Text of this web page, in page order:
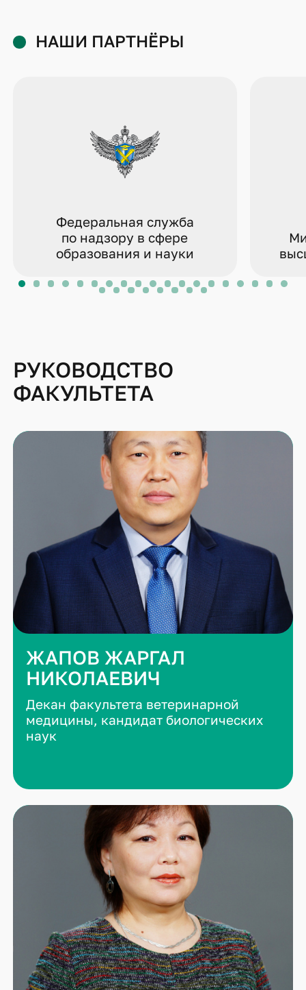
НАШИ ПАРТНЁРЫ
Федеральная служба
по надзору в сфере
образования и науки
РУКОВОДСТВО
ФАКУЛЬТЕТА
ЖАПОВ ЖАРГАЛ
НИКОЛАЕВИЧ
Декан факультета ветеринарной
медицины, кандидат биологических
наук